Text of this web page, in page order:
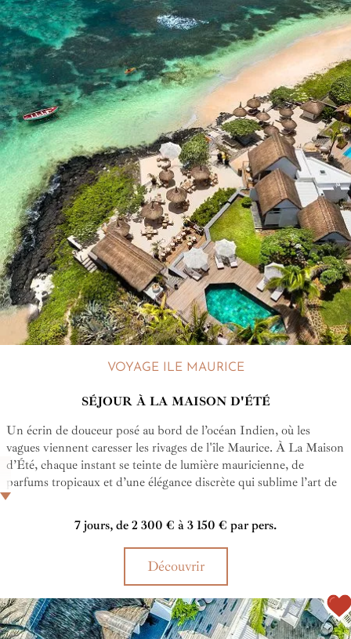
VOYAGE ILE MAURICE
SÉJOUR À LA MAISON D'ÉTÉ
Un écrin de douceur posé au bord de l’océan Indien, où les
vagues viennent caresser les rivages de l'île Maurice. À La Maison
d’Été, chaque instant se teinte de lumière mauricienne, de
parfums tropicaux et d’une élégance discrète qui sublime l’art de
vivre en bord de mer. Toutes les chambres donnent sur l'océan
pour le plus grand plaisirs des sens des hôtes. Côté restauration,
La Maison d'été présente deux adresses aux saveurs locales avec
une pointe de modernité. Ici, le temps s’étire, les émotions se
révèlent, et le charme authentique de l’île Maurice s’invite dans
chacun de vos souvenirs.
7 jours, de 2 300 € à 3 150 € par pers.
Découvrir